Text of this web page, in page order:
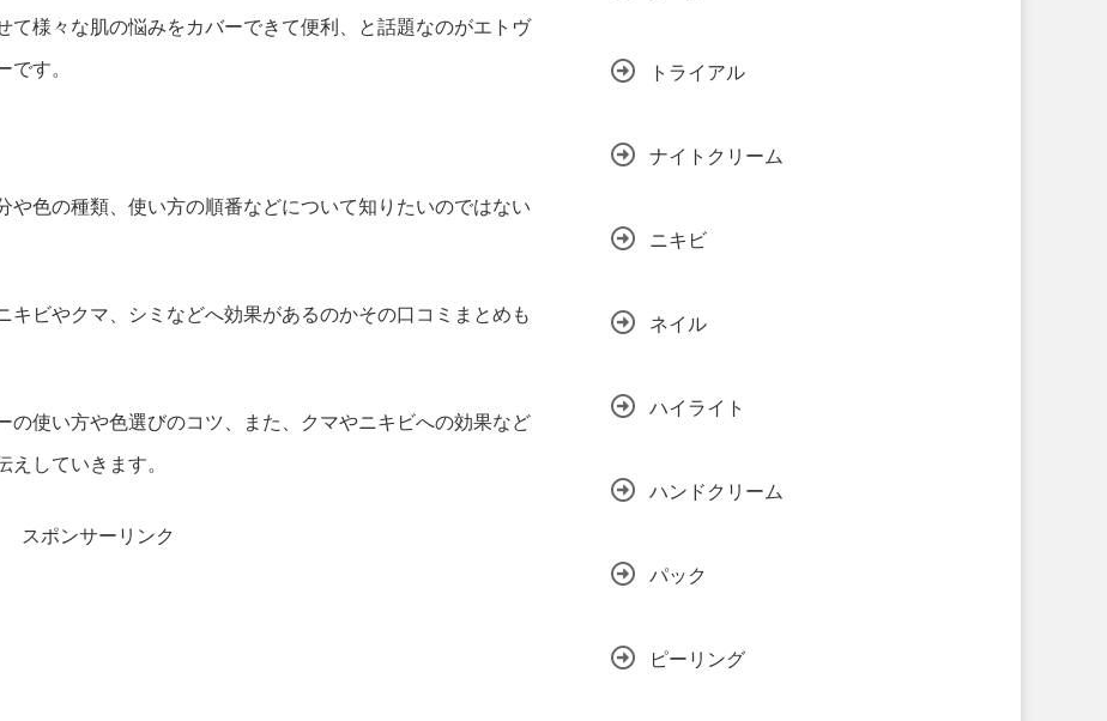
て様々な肌の悩みをカバーできて便利、と話題なのがエトヴ
です。
や色の種類、使い方の順番などについて知りたいのではない
キビやクマ、シミなどへ効果があるのかその口コミまとめも
の使い方や色選びのコツ、また、クマやニキビへの効果など
していきます。
スポンサーリンク
トライアル
ナイトクリーム
ニキビ
ネイル
ハイライト
ハンドクリーム
パック
ピーリング